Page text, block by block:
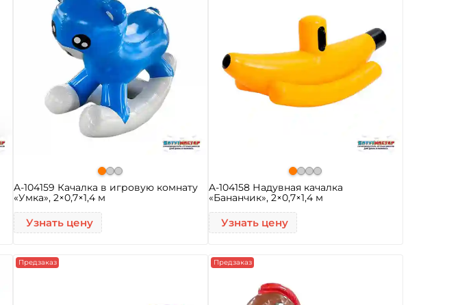
A-104159 Качалка в игровую комнату
«Умка», 2×0,7×1,4 м
Узнать цену
A-104158 Надувная качалка
«Бананчик», 2×0,7×1,4 м
Узнать цену
Предзаказ Предзаказ